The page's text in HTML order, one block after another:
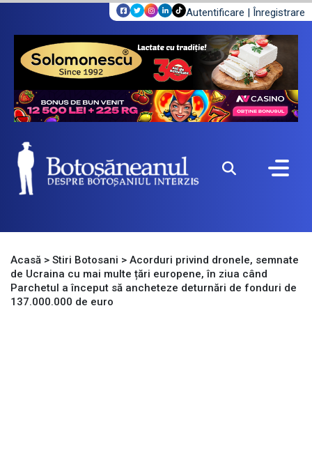
Autentificare | Înregistrare
Acasă > Stiri Botosani > Acorduri privind dronele, semnate
de Ucraina cu mai multe țări europene, în ziua când
Parchetul a început să ancheteze deturnări de fonduri de
137.000.000 de euro